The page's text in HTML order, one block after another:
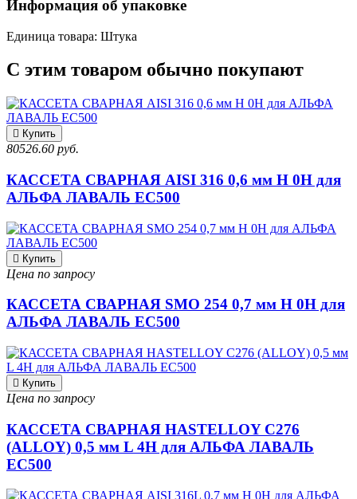
Информация об упаковке
Единица товара: Штука
С этим товаром обычно покупают
Купить
80526.60 руб.
КАССЕТА СВАРНАЯ AISI 316 0,6 мм H 0H для
АЛЬФА ЛАВАЛЬ EC500
Купить
Цена по запросу
КАССЕТА СВАРНАЯ SMO 254 0,7 мм H 0H для
АЛЬФА ЛАВАЛЬ EC500
Купить
Цена по запросу
КАССЕТА СВАРНАЯ HASTELLOY C276
(ALLOY) 0,5 мм L 4H для АЛЬФА ЛАВАЛЬ
EC500